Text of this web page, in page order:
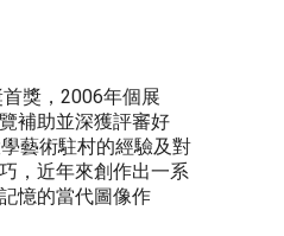
獎，2006年個展
補助並深獲評審好
藝術駐村的經驗及對
，近年來創作出一系
憶的當代圖像作